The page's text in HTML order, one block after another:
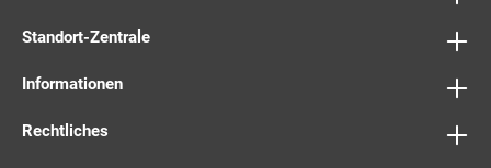
Standort-Zentrale
Informationen
Rechtliches